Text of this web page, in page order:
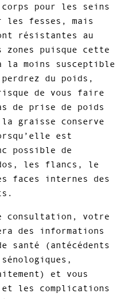
pour les seins
les fesses, mais
résistantes au
zones puisque cette
la moins susceptible
du poids,
de vous faire
de prise de poids
graisse conserve
est
possible de
les flancs, le
faces internes des
consultation, votre
des informations
santé (antécédents
et vous
les complications